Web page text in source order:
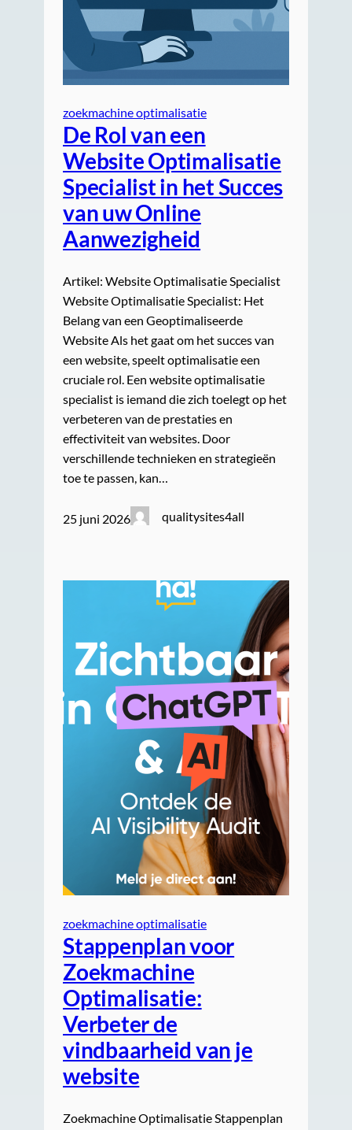
zoekmachine optimalisatie
De Rol van een
Website Optimalisatie
Specialist in het Succes
van uw Online
Aanwezigheid
Artikel: Website Optimalisatie Specialist
Website Optimalisatie Specialist: Het
Belang van een Geoptimaliseerde
Website Als het gaat om het succes van
een website, speelt optimalisatie een
cruciale rol. Een website optimalisatie
specialist is iemand die zich toelegt op het
verbeteren van de prestaties en
effectiviteit van websites. Door
verschillende technieken en strategieën
toe te passen, kan…
25 juni 2026 qualitysites4all
zoekmachine optimalisatie
Stappenplan voor
Zoekmachine
Optimalisatie:
Verbeter de
vindbaarheid van je
website
Zoekmachine Optimalisatie Stappenplan